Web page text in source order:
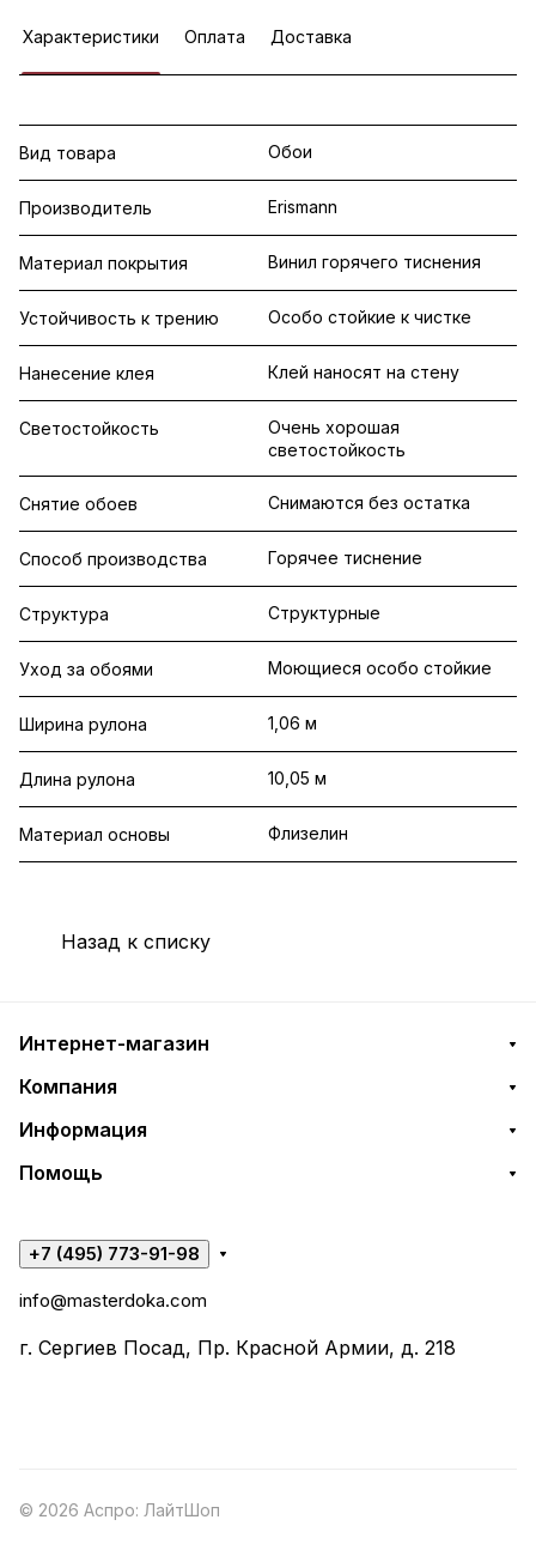
Характеристики Оплата Доставка
Вид товара Обои
Производитель Erismann
Материал покрытия Винил горячего тиснения
Устойчивость к трению Особо стойкие к чистке
Нанесение клея Клей наносят на стену
Светостойкость
Очень хорошая
светостойкость
Снятие обоев Снимаются без остатка
Способ производства Горячее тиснение
Структура Структурные
Уход за обоями Моющиеся особо стойкие
Ширина рулона 1,06 м
Длина рулона 10,05 м
Материал основы Флизелин
Назад к списку
Интернет-магазин
Компания
Информация
Помощь
+7 (495) 773-91-98
info@masterdoka.com
г. Сергиев Посад, Пр. Красной Армии, д. 218
© 2026 Аспро: ЛайтШоп